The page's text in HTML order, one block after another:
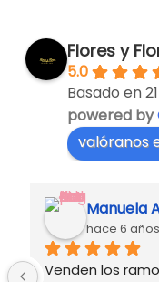
Flores y
5.0
Basado en
powered by
valóranos
Manuela
hace 6 años
Venden los